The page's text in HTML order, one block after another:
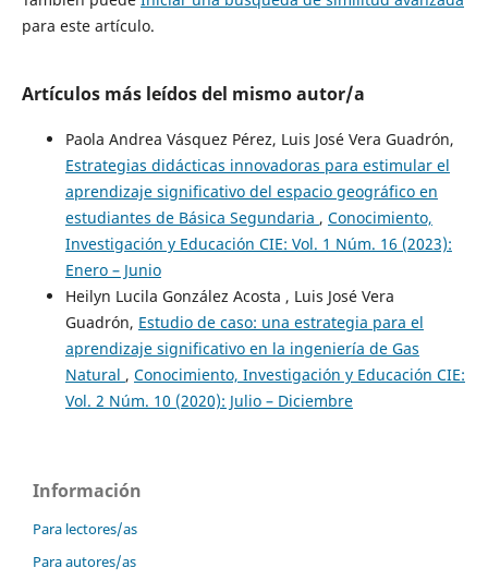
para este artículo.
Artículos más leídos del mismo autor/a
Paola Andrea Vásquez Pérez, Luis José Vera Guadrón,
Estrategias didácticas innovadoras para estimular el
aprendizaje significativo del espacio geográfico en
estudiantes de Básica Segundaria , Conocimiento,
Investigación y Educación CIE: Vol. 1 Núm. 16 (2023):
Enero – Junio
Heilyn Lucila González Acosta , Luis José Vera
Guadrón, Estudio de caso: una estrategia para el
aprendizaje significativo en la ingeniería de Gas
Natural , Conocimiento, Investigación y Educación CIE:
Vol. 2 Núm. 10 (2020): Julio – Diciembre
Información
Para lectores/as
Para autores/as